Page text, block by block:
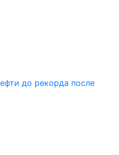
до рекорда после